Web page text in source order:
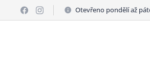
Otevřeno pondělí až